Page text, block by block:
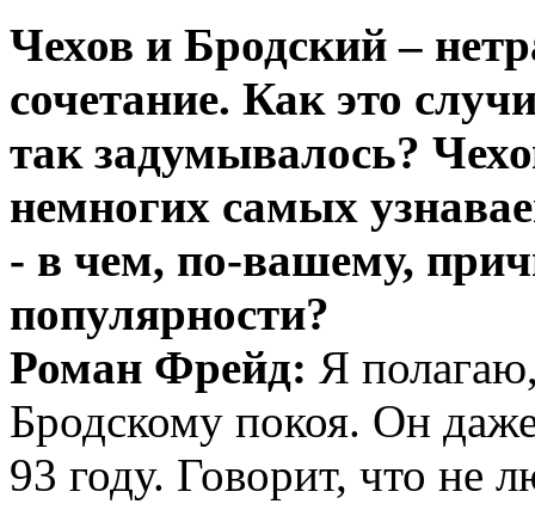
Чехов и Бродский –
сочетание. Как это
так задумывалось?
немногих самых
- в чем, по-вашему,
популярности?
Роман Фрейд: Я
Бродскому покоя. Он
93 году. Говорит, что не